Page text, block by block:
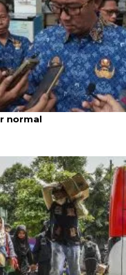
Cirebon sebut situasi
normal